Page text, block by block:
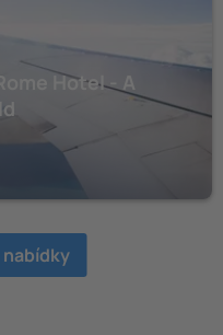
Hotel - A
nabídky